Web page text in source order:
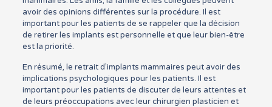
avoir des opinions différentes sur la procédure. Il est
important pour les patients de se rappeler que la décision
de retirer les implants est personnelle et que leur bien-être
est la priorité.
En résumé, le retrait d’implants mammaires peut avoir des
implications psychologiques pour les patients. Il est
important pour les patients de discuter de leurs attentes et
de leurs préoccupations avec leur chirurgien plasticien et